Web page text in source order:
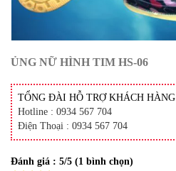
ỦNG NỮ HÌNH TIM HS-06
TỔNG ĐÀI HỖ TRỢ KHÁCH HÀNG
Hotline : 0934 567 704
Điện Thoại : 0934 567 704
Đánh giá : 5/5 (1 bình chọn)